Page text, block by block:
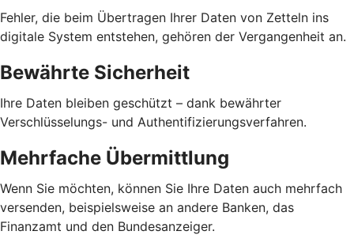
Fehler, die beim Übertragen Ihrer Daten von Zetteln ins
digitale System entstehen, gehören der Vergangenheit an.
Bewährte Sicherheit
Ihre Daten bleiben geschützt – dank bewährter
Verschlüsselungs- und Authentifizierungsverfahren.
Mehrfache Übermittlung
Wenn Sie möchten, können Sie Ihre Daten auch mehrfach
versenden, beispielsweise an andere Banken, das
Finanzamt und den Bundesanzeiger.